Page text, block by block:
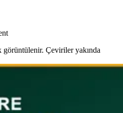
görüntülenir. Çeviriler yakında